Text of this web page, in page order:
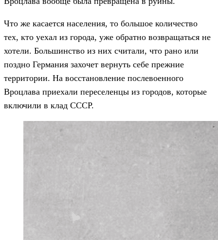
Что же касается населения, то большое количество
тех, кто уехал из города, уже обратно возвращаться не
хотели. Большинство из них считали, что рано или
поздно Германия захочет вернуть себе прежние
территории. На восстановление послевоенного
Вроцлава приехали переселенцы из городов, которые
включили в клад СССР.